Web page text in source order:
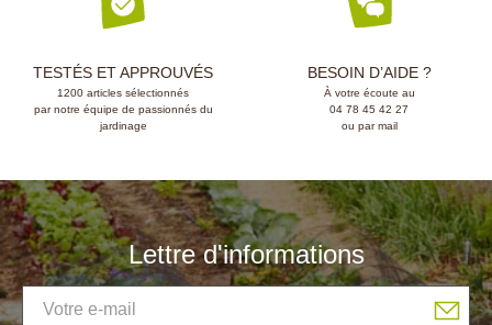
TESTÉS ET APPROUVÉS
1200 articles sélectionnés
par notre équipe de passionnés du
jardinage
BESOIN D’AIDE ?
À votre écoute au
04 78 45 42 27
ou par mail
Lettre d'informations